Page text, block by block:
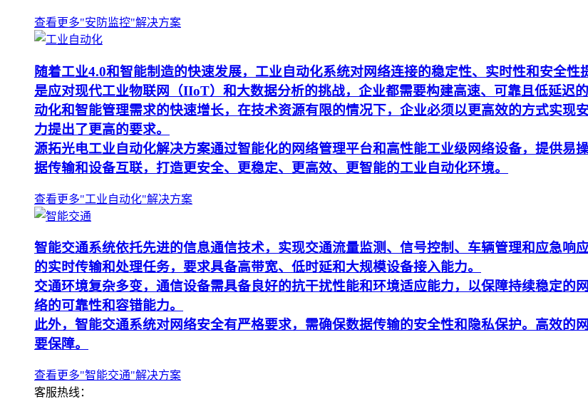
查看更多"安防监控"解决方案
随着工业4.0和智能制造的快速发展，工业自动化系统对网络连接的稳定性、实时性和安全
是应对现代工业物联网（IIoT）和大数据分析的挑战，企业都需要构建高速、可靠且低延迟
动化和智能管理需求的快速增长，在技术资源有限的情况下，企业必须以更高效的方式实现
力提出了更高的要求。
源拓光电工业自动化解决方案通过智能化的网络管理平台和高性能工业级网络设备，提供易
据传输和设备互联，打造更安全、更稳定、更高效、更智能的工业自动化环境。
查看更多"工业自动化"解决方案
智能交通系统依托先进的信息通信技术，实现交通流量监测、信号控制、车辆管理和应急响
的实时传输和处理任务，要求具备高带宽、低时延和大规模设备接入能力。
交通环境复杂多变，通信设备需具备良好的抗干扰性能和环境适应能力，以保障持续稳定的
络的可靠性和容错能力。
此外，智能交通系统对网络安全有严格要求，需确保数据传输的安全性和隐私保护。高效的
要保障。
查看更多"智能交通"解决方案
客服热线：